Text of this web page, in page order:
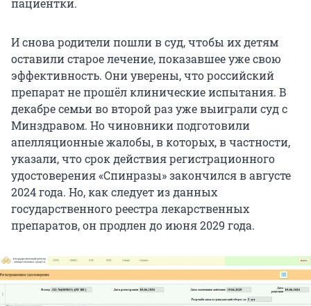
пациентки.
И снова родители пошли в суд, чтобы их детям
оставили старое лечение, показавшее уже свою
эффективность. Они уверены, что российский
препарат не прошёл клинические испытания. В
декабре семьи во второй раз уже выиграли суд с
Минздравом. Но чиновники подготовили
апелляционные жалобы, в которых, в частности,
указали, что срок действия регистрационного
удостоверения «Спинразы» закончился в августе
2024 года. Но, как следует из данных
государственного реестра лекарственных
препаратов, он продлен до июня 2029 года.